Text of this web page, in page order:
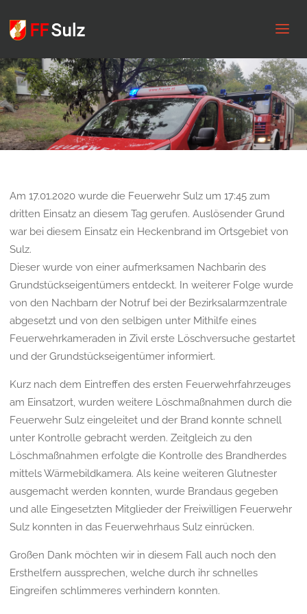
Am 17.01.2020 wurde die Feuerwehr Sulz um 17:45 zum
dritten Einsatz an diesem Tag gerufen. Auslösender Grund
war bei diesem Einsatz ein Heckenbrand im Ortsgebiet von
Sulz.
Dieser wurde von einer aufmerksamen Nachbarin des
Grundstückseigentümers entdeckt. In weiterer Folge wurde
von den Nachbarn der Notruf bei der Bezirksalarmzentrale
abgesetzt und von den selbigen unter Mithilfe eines
Feuerwehrkameraden in Zivil erste Löschversuche gestartet
und der Grundstückseigentümer informiert.
Kurz nach dem Eintreffen des ersten Feuerwehrfahrzeuges
am Einsatzort, wurden weitere Löschmaßnahmen durch die
Feuerwehr Sulz eingeleitet und der Brand konnte schnell
unter Kontrolle gebracht werden. Zeitgleich zu den
Löschmaßnahmen erfolgte die Kontrolle des Brandherdes
mittels Wärmebildkamera. Als keine weiteren Glutnester
ausgemacht werden konnten, wurde Brandaus gegeben
und alle Eingesetzten Mitglieder der Freiwilligen Feuerwehr
Sulz konnten in das Feuerwehrhaus Sulz einrücken.
Großen Dank möchten wir in diesem Fall auch noch den
Ersthelfern aussprechen, welche durch ihr schnelles
Eingreifen schlimmeres verhindern konnten.